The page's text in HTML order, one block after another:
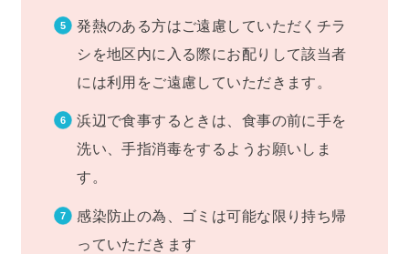
発熱のある方はご遠慮していただくチラ
シを地区内に入る際にお配りして該当者
には利用をご遠慮していただきます。
浜辺で食事するときは、食事の前に手を
洗い、手指消毒をするようお願いしま
す。
感染防止の為、ゴミは可能な限り持ち帰
っていただきます